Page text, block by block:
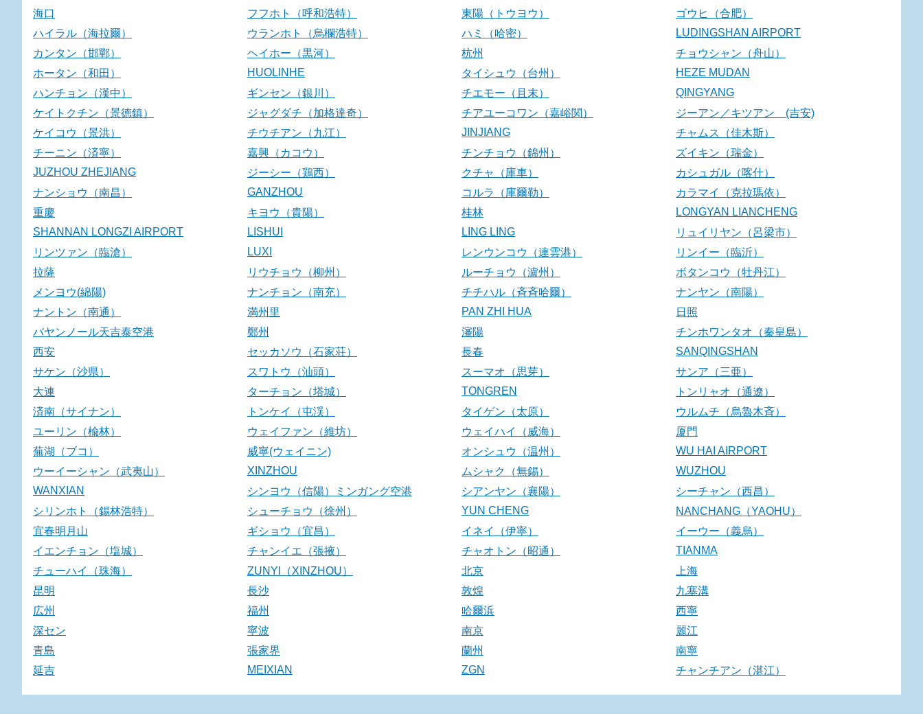
海口
フフホト（呼和浩特） 東陽（トウヨウ）
ゴウヒ（合肥）
ハイラル（海拉爾）
ウランホト（烏欄浩特） ハミ（哈密）
LUDINGSHAN AIRPORT
カンタン（邯鄲）
ヘイホー（黒河） 杭州
チョウシャン（舟山）
ホータン（和田）
HUOLINHE タイシュウ（台州）
HEZE MUDAN
ハンチョン（漢中）
ギンセン（銀川） チエモー（且末）
QINGYANG
ケイトクチン（景徳鎮）
ジャグダチ（加格達奇） チアユーコワン（嘉峪関）
ジーアン／キツアン (吉安)
ケイコウ（景洪）
チウチアン（九江） JINJIANG
チャムス（佳木斯）
チーニン（済寧）
嘉興（カコウ） チンチョウ（錦州）
ズイキン（瑞金）
JUZHOU ZHEJIANG
ジーシー（鶏西） クチャ（庫車）
カシュガル（喀什）
ナンショウ（南昌）
GANZHOU コルラ（庫爾勒）
カラマイ（克拉瑪依）
重慶
キヨウ（貴陽） 桂林
LONGYAN LIANCHENG
SHANNAN LONGZI AIRPORT
LISHUI LING LING
リュイリヤン（呂梁市）
リンツァン（臨滄）
LUXI レンウンコウ（連雲港）
リンイー（臨沂）
拉薩
リウチョウ（柳州） ルーチョウ（瀘州）
ボタンコウ（牡丹江）
メンヨウ(綿陽)
ナンチョン（南充） チチハル（斉斉哈爾）
ナンヤン（南陽）
ナントン（南通）
満州里 PAN ZHI HUA
日照
バヤンノール天吉泰空港
鄭州 瀋陽
チンホワンタオ（秦皇島）
西安
セッカソウ（石家荘） 長春
SANQINGSHAN
サケン（沙県）
スワトウ（汕頭） スーマオ（思芽）
サンア（三亜）
大連
ターチョン（塔城） TONGREN
トンリャオ（通遼）
済南（サイナン）
トンケイ（屯渓） タイゲン（太原）
ウルムチ（烏魯木斉）
ユーリン（楡林）
ウェイファン（維坊） ウェイハイ（威海）
厦門
蕪湖（ブコ）
威寧(ウェイニン) オンシュウ（温州）
WU HAI AIRPORT
ウーイーシャン（武夷山）
XINZHOU ムシャク（無錫）
WUZHOU
WANXIAN
シンヨウ（信陽）ミンガング空港 シアンヤン（襄陽）
シーチャン（西昌）
シリンホト（錫林浩特）
シューチョウ（徐州） YUN CHENG
NANCHANG（YAOHU）
宜春明月山
ギショウ（宜昌） イネイ（伊寧）
イーウー（義烏）
イエンチョン（塩城）
チャンイエ（張掖） チャオトン（昭通）
TIANMA
チューハイ（珠海）
ZUNYI（XINZHOU） 北京
上海
昆明
長沙 敦煌
九塞溝
広州
福州 哈爾浜
西寧
深セン
寧波 南京
麗江
青島
張家界 蘭州
南寧
延吉
MEIXIAN ZGN チャンチアン（湛江）